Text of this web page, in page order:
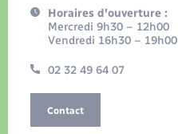
Horaires d'ouverture :
Mercredi 9h30 – 12h00
Vendredi 16h30 – 19h00
02 32 49 64 07
Contact